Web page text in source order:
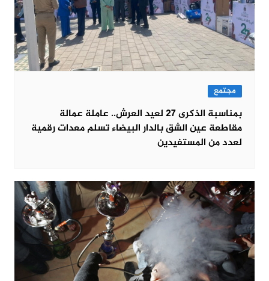
مجتمع
بمناسبة الذكرى 27 لعيد العرش.. عاملة عمالة
مقاطعة عين الشق بالدار البيضاء تسلم معدات رقمية
لعدد من المستفيدين